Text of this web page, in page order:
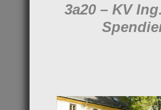
3a20 – KV